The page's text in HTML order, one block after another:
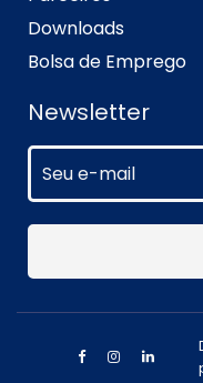
Downloads
Bolsa de Emprego
Newsletter